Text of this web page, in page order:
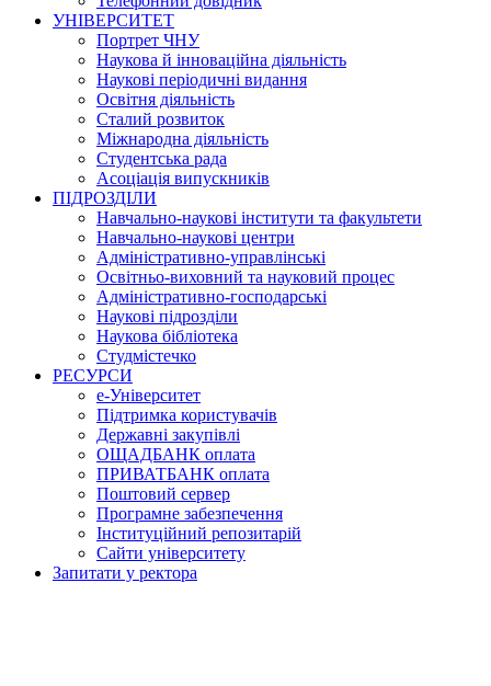
УНІВЕРСИТЕТ
Портрет ЧНУ
Наукова й інноваційна діяльність
Наукові періодичні видання
Освітня діяльність
Сталий розвиток
Міжнародна діяльність
Студентська рада
Асоціація випускників
ПІДРОЗДІЛИ
Навчально-наукові інститути та факультети
Навчально-наукові центри
Адміністративно-управлінські
Освітньо-виховний та науковий процес
Адміністративно-господарські
Наукові підрозділи
Наукова бібліотека
Студмістечко
РЕСУРСИ
е-Університет
Підтримка користувачів
Державні закупівлі
ОЩАДБАНК оплата
ПРИВАТБАНК оплата
Поштовий сервер
Програмне забезпечення
Інституційний репозитарій
Сайти університету
Запитати у ректора